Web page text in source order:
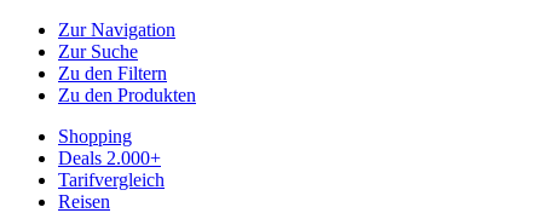
Zur Navigation
Zur Suche
Zu den Filtern
Zu den Produkten
Shopping
Deals 2.000+
Tarifvergleich
Reisen